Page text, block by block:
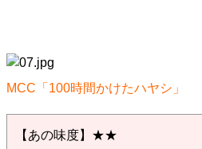
MCC「100時間かけたハヤシ」
【あの味度】★★